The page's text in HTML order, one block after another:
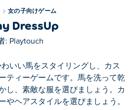
女の子向けゲーム
DressUp
: Playtouch
わいい馬をスタイリングし、カス
ティーゲームです。馬を洗って乾
し、素敵な服を選びましょう。カ
やヘアスタイルを選びましょう。